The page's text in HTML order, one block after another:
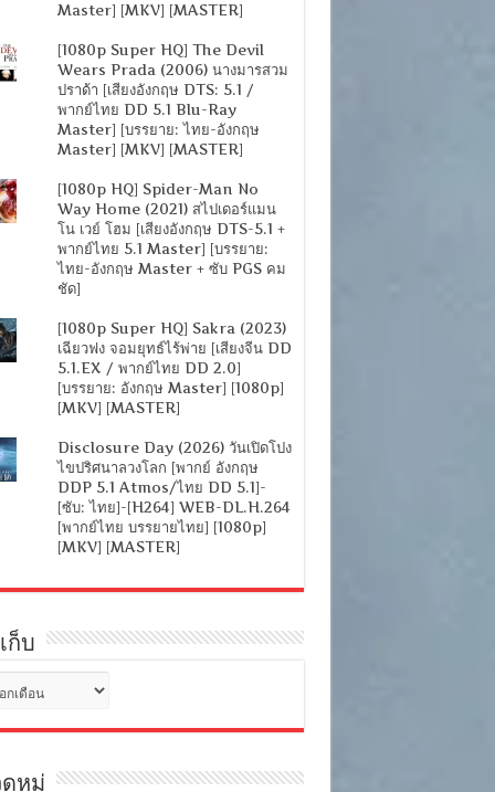
Master] [MKV] [MASTER]
[1080p Super HQ] The Devil
Wears Prada (2006) นางมารสวม
ปราด้า [เสียงอังกฤษ DTS: 5.1 /
พากย์ไทย DD 5.1 Blu-Ray
Master] [บรรยาย: ไทย-อังกฤษ
Master] [MKV] [MASTER]
[1080p HQ] Spider-Man No
Way Home (2021) สไปเดอร์แมน
โน เวย์ โฮม [เสียงอังกฤษ DTS-5.1 +
พากย์ไทย 5.1 Master] [บรรยาย:
ไทย-อังกฤษ Master + ซับ PGS คม
ชัด]
[1080p Super HQ] Sakra (2023)
เฉียวฟง จอมยุทธ์ไร้พ่าย [เสียงจีน DD
5.1.EX / พากย์ไทย DD 2.0]
[บรรยาย: อังกฤษ Master] [1080p]
[MKV] [MASTER]
Disclosure Day (2026) วันเปิดโปง
ไขปริศนาลวงโลก [พากย์ อังกฤษ
DDP 5.1 Atmos/ไทย DD 5.1]-
[ซับ: ไทย]-[H264] WEB-DL.H.264
[พากย์ไทย บรรยายไทย] [1080p]
[MKV] [MASTER]
ก็บ
หมู่